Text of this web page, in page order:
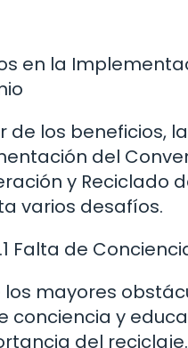
en la
de los beneficios, la
del
y Reciclado
varios desafíos.
Falta de
los mayores
conciencia y
del reciclaje.